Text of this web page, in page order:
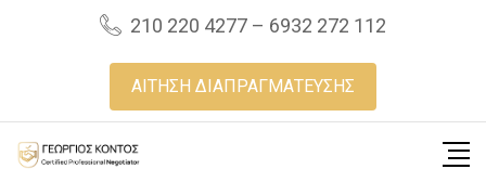
210 220 4277 – 6932 272 112
ΑΙΤΗΣΗ ΔΙΑΠΡΑΓΜΑΤΕΥΣΗΣ